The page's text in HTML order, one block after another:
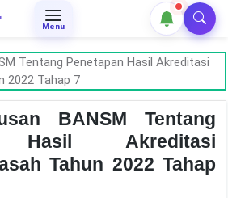
Menu
BANSM Tentang
Hasil Akreditasi
Tahun 2022 Tahap